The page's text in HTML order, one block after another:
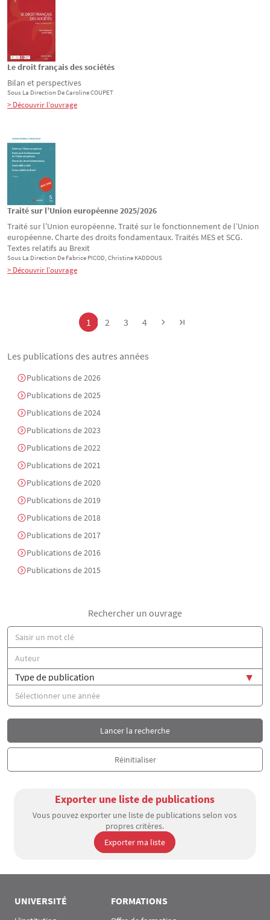
Le droit français des sociétés
Bilan et perspectives
Sous La Direction DeCarolineCOUPET
> Découvrir l’ouvrage
Traité sur l’Union européenne 2025/2026
Traité sur l’Union européenne. Traité sur le fonctionnement de l’Union
européenne. Charte des droits fondamentaux. Traités MES et SCG.
Textes relatifs au Brexit
Sous La Direction De Fabrice PICOD, Christine KADDOUS
> Découvrir l’ouvrage
Page
1 Page
2 Page
3 Page
4
Les publications des autres années
Publications de 2026
Publications de 2025
Publications de 2024
Publications de 2023
Publications de 2022
Publications de 2021
Publications de 2020
Publications de 2019
Publications de 2018
Publications de 2017
Publications de 2016
Publications de 2015
Rechercher un ouvrage
Exporter une liste de publications
Vous pouvez exporter une liste de publications selon vos
propres critères.
Exporter ma liste
UNIVERSITÉ FORMATIONS